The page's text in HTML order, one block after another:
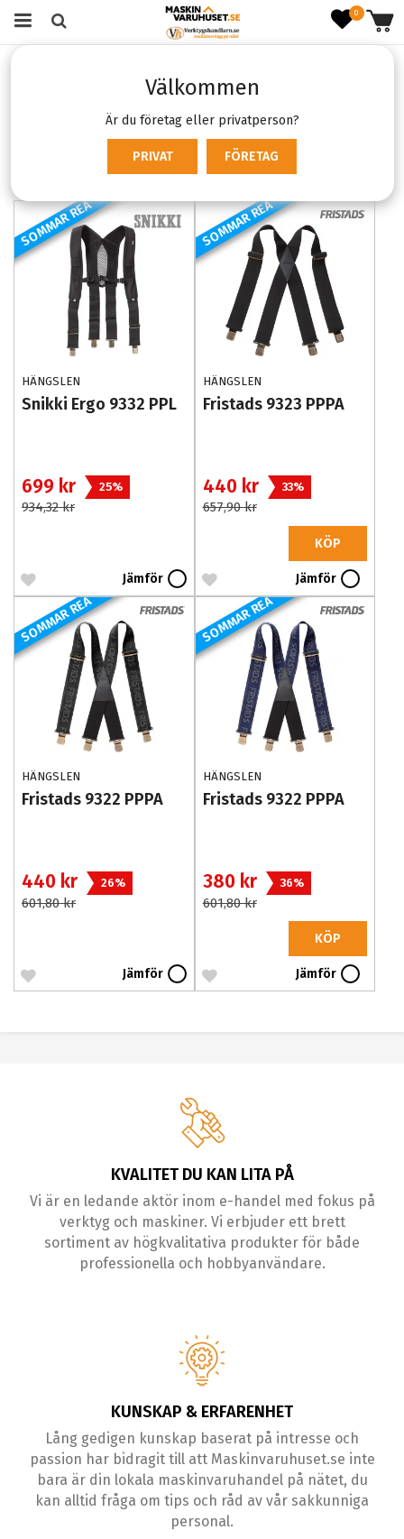
0
Välkommen
Är du företag eller privatperson?
PRIVAT FÖRETAG
Bälten & hängslen
Sortering
SOMMAR REA
HÄNGSLEN
Snikki Ergo 9332 PPL
699 kr 25%
934,32 kr
Jämför
SOMMAR REA
HÄNGSLEN
Fristads 9323 PPPA
440 kr 33%
657,90 kr
KÖP
Jämför
SOMMAR REA
HÄNGSLEN
Fristads 9322 PPPA
440 kr 26%
601,80 kr
Jämför
SOMMAR REA
HÄNGSLEN
Fristads 9322 PPPA
380 kr 36%
601,80 kr
KÖP
Jämför
KVALITET DU KAN LITA PÅ
Vi är en ledande aktör inom e-handel med fokus på
verktyg och maskiner. Vi erbjuder ett brett
sortiment av högkvalitativa produkter för både
professionella och hobbyanvändare.
KUNSKAP & ERFARENHET
Lång gedigen kunskap baserat på intresse och
passion har bidragit till att Maskinvaruhuset.se inte
bara är din lokala maskinvaruhandel på nätet, du
kan alltid fråga om tips och råd av vår sakkunniga
personal.